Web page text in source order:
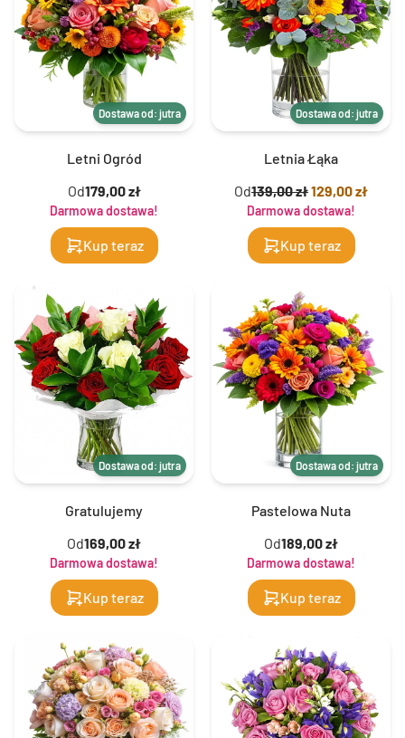
Dostawa od: jutra
Letni Ogród
Od179,00 zł
Darmowa dostawa!
Kup teraz
Dostawa od: jutra
Letnia Łąka
Od139,00 zł129,00 zł
Darmowa dostawa!
Kup teraz
Dostawa od: jutra
Gratulujemy
Od169,00 zł
Darmowa dostawa!
Kup teraz
Dostawa od: jutra
Pastelowa Nuta
Od189,00 zł
Darmowa dostawa!
Kup teraz